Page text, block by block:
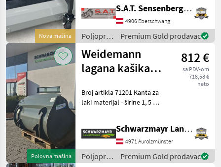
Nova mašina
Kehrmaschine ist der
robuste Allrounder für das
Reinigen stark
verschmutzter
S.A.T. Sensenberger Agrar-Technik
4906 Eberschwang
Poljoprivredni
motorni
strojevi /
SAT
Premium Gold prodavac
Polovna mašina
Weidemann
lagana kašika
812 €
sa PDV-om
718,58 €
neto
Broj artikla 71201 Kanta za
laki materijal - širine 1, 5 m -
spojnicom Prodajni tim
tvrtke Schwarzmayr rado će
vam po
Schwarzmayr Landtechnik GmbH - Aurolzmünster
4971 Aurolzmünster
PoljoprivredniPremium Gold prodavac